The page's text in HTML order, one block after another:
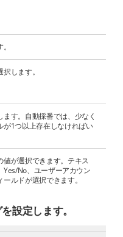
します。
す。自動採番では、少なく
が1つ以上存在しなければい
値が選択できます。テキス
Yes/No、ユーザーアカウン
ルドが選択できます。
設定します。